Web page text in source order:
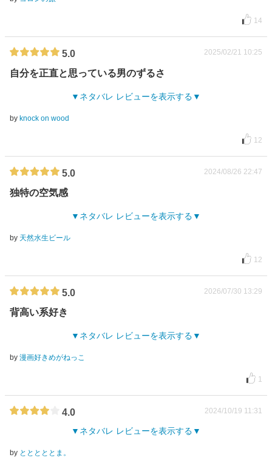
14
5.0 2025/02/21 10:25
自分を正直と思っている男のずるさ
ネタバレ レビューを表示する
by knock on wood
12
5.0 2024/08/26 22:47
独特の空気感
ネタバレ レビューを表示する
by 天然水生ビール
12
5.0 2026/07/30 13:29
背高い系好き
ネタバレ レビューを表示する
by 漫画好きめがねっこ
1
4.0 2024/10/19 11:31
ネタバレ レビューを表示する
by とととととま。